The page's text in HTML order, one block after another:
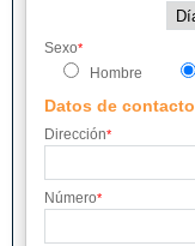
Sexo*
Hombre
Datos de contacto
Dirección*
Número*